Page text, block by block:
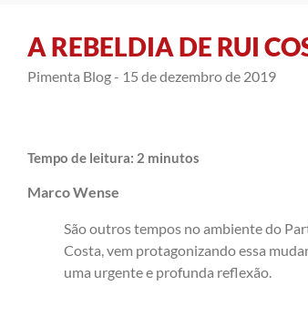
A REBELDIA DE RUI
Pimenta Blog - 15 de dezembro de 2019
Tempo de leitura: 2 minutos
Marco Wense
São outros tempos no ambiente do
Costa, vem protagonizando essa
uma urgente e profunda reflexão.